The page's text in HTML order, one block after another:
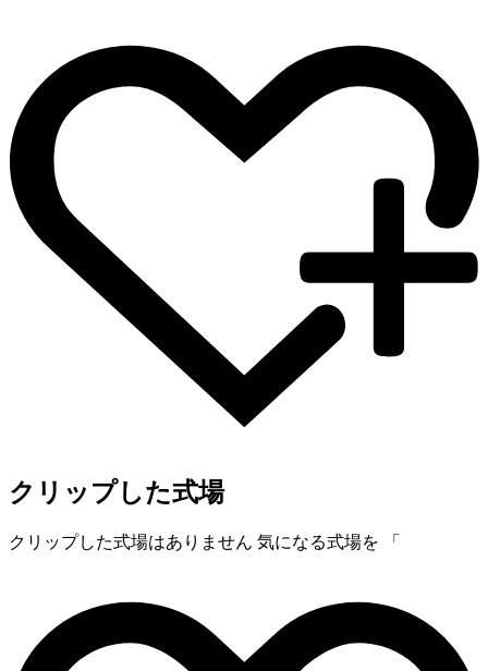
クリップした式場
クリップした式場はありません 気になる式場を 「